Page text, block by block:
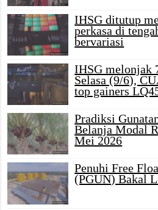
IHSG ditutup
perkasa di
bervariasi
IHSG melonjak
Selasa (9/6),
top gainers
Pradiksi
Belanja Modal
Mei 2026
Penuhi Free
(PGUN) Bakal